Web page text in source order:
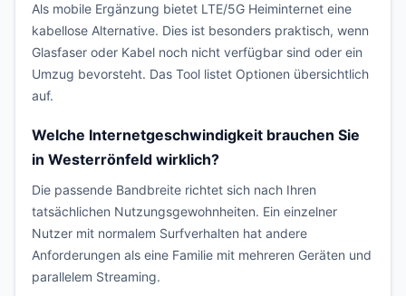
Als mobile Ergänzung bietet LTE/5G Heiminternet eine
kabellose Alternative. Dies ist besonders praktisch, wenn
Glasfaser oder Kabel noch nicht verfügbar sind oder ein
Umzug bevorsteht. Das Tool listet Optionen übersichtlich
auf.
Welche Internetgeschwindigkeit brauchen Sie
in Westerrönfeld wirklich?
Die passende Bandbreite richtet sich nach Ihren
tatsächlichen Nutzungsgewohnheiten. Ein einzelner
Nutzer mit normalem Surfverhalten hat andere
Anforderungen als eine Familie mit mehreren Geräten und
parallelem Streaming.